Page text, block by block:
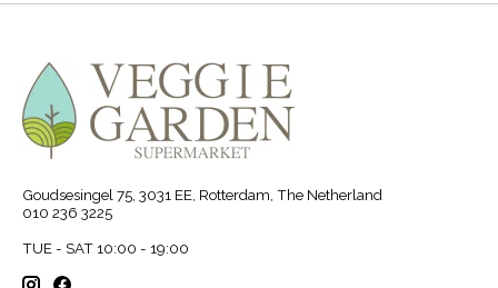
Goudsesingel 75, 3031 EE, Rotterdam, The Netherland
010 236 3225
TUE - SAT 10:00 - 19:00